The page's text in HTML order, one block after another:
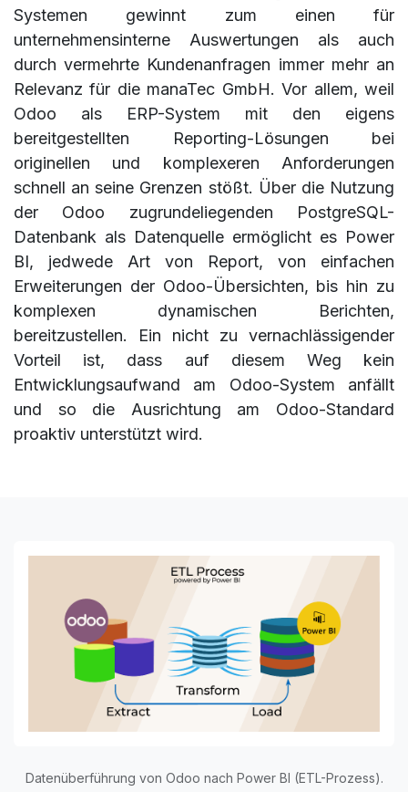
Systemen gewinnt zum einen für
unternehmensinterne Auswertungen als auch
durch vermehrte Kundenanfragen immer mehr an
Relevanz für die manaTec GmbH. Vor allem, weil
Odoo als ERP-System mit den eigens
bereitgestellten Reporting-Lösungen bei
originellen und komplexeren Anforderungen
schnell an seine Grenzen stößt. Über die Nutzung
der Odoo zugrundeliegenden PostgreSQL-
Datenbank als Datenquelle ermöglicht es Power
BI, jedwede Art von Report, von einfachen
Erweiterungen der Odoo-Übersichten, bis hin zu
komplexen dynamischen Berichten,
bereitzustellen. Ein nicht zu vernachlässigender
Vorteil ist, dass auf diesem Weg kein
Entwicklungsaufwand am Odoo-System anfällt
und so die Ausrichtung am Odoo-Standard
proaktiv unterstützt wird.
Datenüberführung von Odoo nach Power BI (ETL-Prozess).